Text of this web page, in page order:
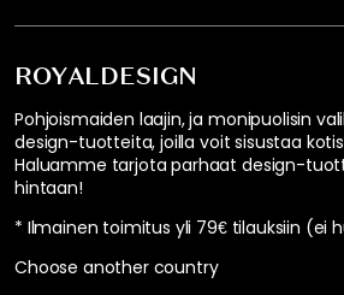
ROYALDESIGN
Pohjoismaiden laajin, ja monipuolisin
design-tuotteita, joilla voit sisustaa
Haluamme tarjota parhaat design-
hintaan!
* Ilmainen toimitus yli 79€ tilauksiin (ei
Choose another country